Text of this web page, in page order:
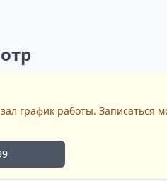
график работы. Записаться